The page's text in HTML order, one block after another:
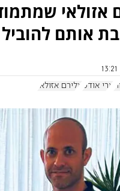
אזולאי
אותם
ארי אודס אלירם אזולאי